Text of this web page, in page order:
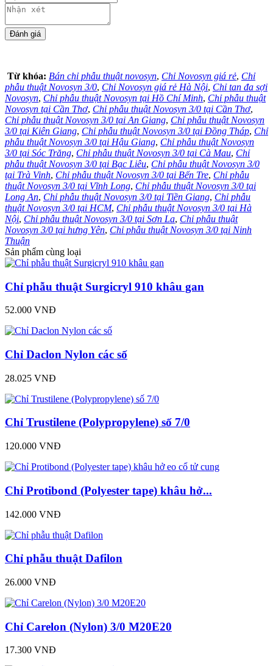
Từ khóa: Bán chỉ phẫu thuật novosyn, Chỉ Novosyn giá rẻ, Chỉ
phẫu thuật Novosyn 3/0, Chỉ Novosyn giá rẻ Hà Nội, Chỉ tan đa sợi
Novosyn, Chỉ phẫu thuật Novosyn tại Hồ Chí Minh, Chỉ phẫu thuật
Novosyn tại Cần Thơ, Chỉ phẫu thuật Novosyn 3/0 tại Cần Thơ,
Chỉ phẫu thuật Novosyn 3/0 tại An Giang, Chỉ phẫu thuật Novosyn
3/0 tại Kiên Giang, Chỉ phẫu thuật Novosyn 3/0 tại Đồng Tháp, Chỉ
phẫu thuật Novosyn 3/0 tại Hậu Giang, Chỉ phẫu thuật Novosyn
3/0 tại Sóc Trăng, Chỉ phẫu thuật Novosyn 3/0 tại Cà Mau, Chỉ
phẫu thuật Novosyn 3/0 tại Bạc Liêu, Chỉ phẫu thuật Novosyn 3/0
tại Trà Vinh, Chỉ phẫu thuật Novosyn 3/0 tại Bến Tre, Chỉ phẫu
thuật Novosyn 3/0 tại Vĩnh Long, Chỉ phẫu thuật Novosyn 3/0 tại
Long An, Chỉ phẫu thuật Novosyn 3/0 tại Tiền Giang, Chỉ phẫu
thuật Novosyn 3/0 tại HCM, Chỉ phẫu thuật Novosyn 3/0 tại Hà
Nội, Chỉ phẫu thuật Novosyn 3/0 tại Sơn La, Chỉ phẫu thuật
Novosyn 3/0 tại hưng Yên, Chỉ phẫu thuật Novosyn 3/0 tại Ninh
Thuận
Sản phẩm cùng loại
Chỉ phẫu thuật Surgicryl 910 khâu gan
52.000 VNĐ
Chỉ Daclon Nylon các số
28.025 VNĐ
Chỉ Trustilene (Polypropylene) số 7/0
120.000 VNĐ
Chỉ Protibond (Polyester tape) khâu hở...
142.000 VNĐ
Chỉ phẫu thuật Dafilon
26.000 VNĐ
Chỉ Carelon (Nylon) 3/0 M20E20
17.300 VNĐ